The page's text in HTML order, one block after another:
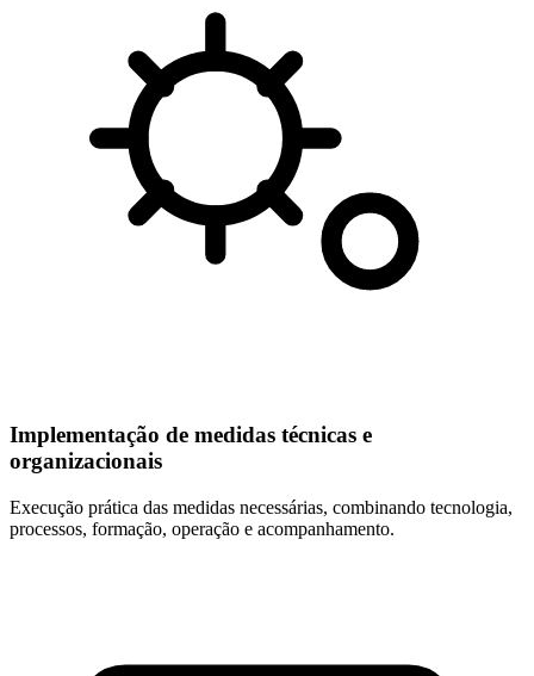
Implementação de medidas técnicas e
organizacionais
Execução prática das medidas necessárias, combinando tecnologia,
processos, formação, operação e acompanhamento.